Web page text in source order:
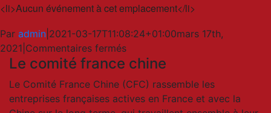
<li>Aucun événement à cet emplacement</li>
Par admin 2021-03-17T11:08:24+01:00mars 17th,
2021 Commentaires ferméssur
test
Le comité france chine
Le Comité France Chine (CFC) rassemble les
entreprises françaises actives en France et avec la